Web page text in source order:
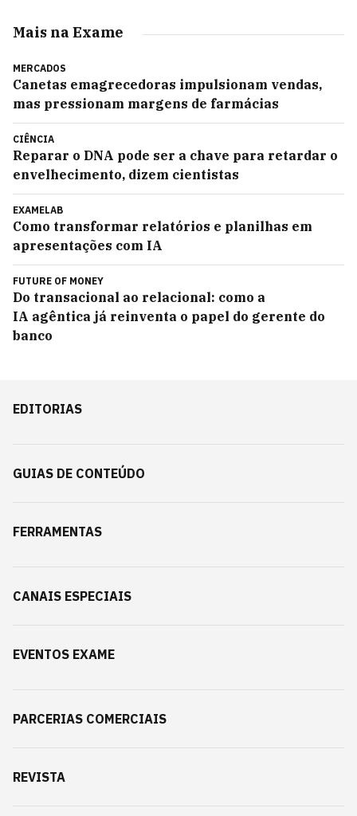
Mais na Exame
MERCADOS
Canetas emagrecedoras impulsionam vendas,
mas pressionam margens de farmácias
CIÊNCIA
Reparar o DNA pode ser a chave para retardar o
envelhecimento, dizem cientistas
EXAMELAB
Como transformar relatórios e planilhas em
apresentações com IA
FUTURE OF MONEY
Do transacional ao relacional: como a
IA agêntica já reinventa o papel do gerente do
banco
EDITORIAS
GUIAS DE CONTEÚDO
FERRAMENTAS
CANAIS ESPECIAIS
EVENTOS EXAME
PARCERIAS COMERCIAIS
REVISTA